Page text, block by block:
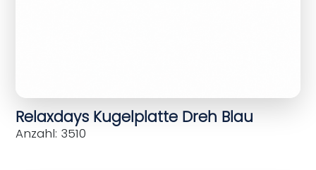
Relaxdays Kugelplatte Dreh Blau
Anzahl: 3510